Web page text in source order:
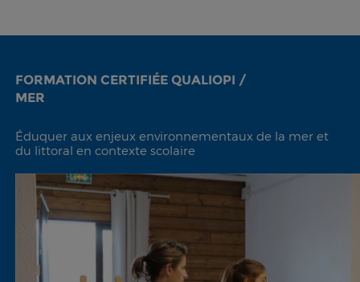
FORMATION CERTIFIÉE QUALIOPI /
MER
Éduquer aux enjeux environnementaux de la mer et
du littoral en contexte scolaire